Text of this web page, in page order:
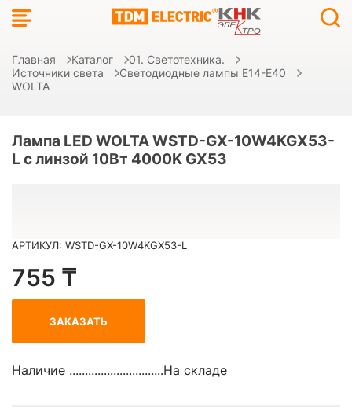
Главная Каталог
01. Светотехника.
Источники света
Светодиодные лампы E14-E40
WOLTA
Лампа LED WOLTA WSTD-GX-10W4KGX53-
L с линзой 10Вт 4000K GX53
АРТИКУЛ: WSTD-GX-10W4KGX53-L
755 ₸
ЗАКАЗАТЬ
Наличие ..............................На складе